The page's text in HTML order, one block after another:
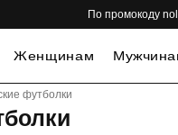
По промокоду
Женщинам
футболки